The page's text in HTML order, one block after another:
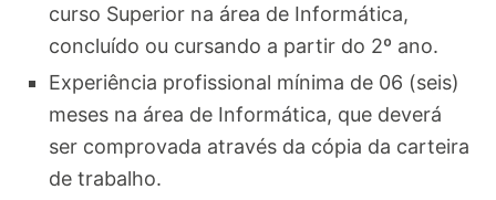
curso Superior na área de Informática,
concluído ou cursando a partir do 2º ano.
Experiência profissional mínima de 06 (seis)
meses na área de Informática, que deverá
ser comprovada através da cópia da carteira
de trabalho.